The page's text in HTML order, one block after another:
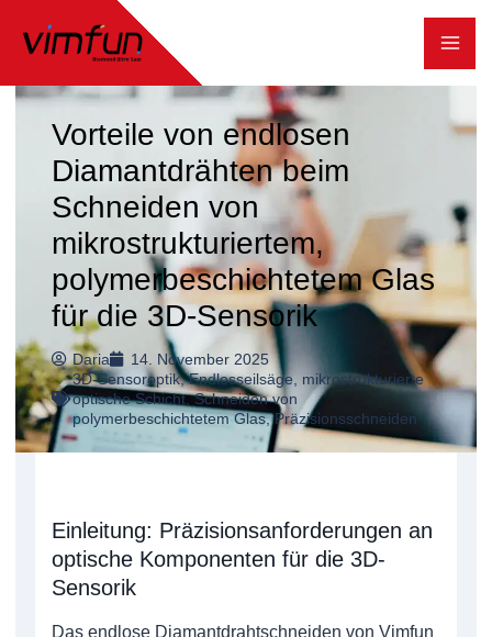
Inhalt
springen
Vorteile von endlosen
Diamantdrähten beim
Schneiden von
mikrostrukturiertem,
polymerbeschichtetem Glas
für die 3D-Sensorik
Daria
14. November 2025
3D-Sensoroptik,Endlosseilsäge, mikrostrukturierte
optische Schicht,Schneiden von
polymerbeschichtetem Glas,Präzisionsschneiden
Einleitung: Präzisionsanforderungen an
optische Komponenten für die 3D-
Sensorik
Das endlose Diamantdrahtschneiden von Vimfun